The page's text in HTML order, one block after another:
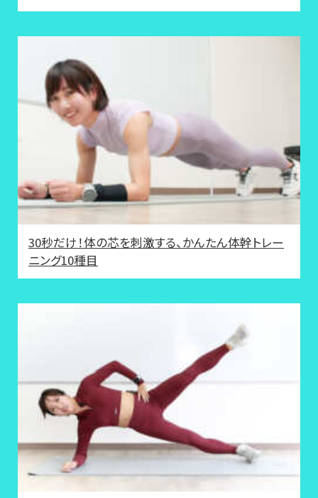
30秒だけ！体の芯を刺激する、かんたん体幹トレー
ニング10種目